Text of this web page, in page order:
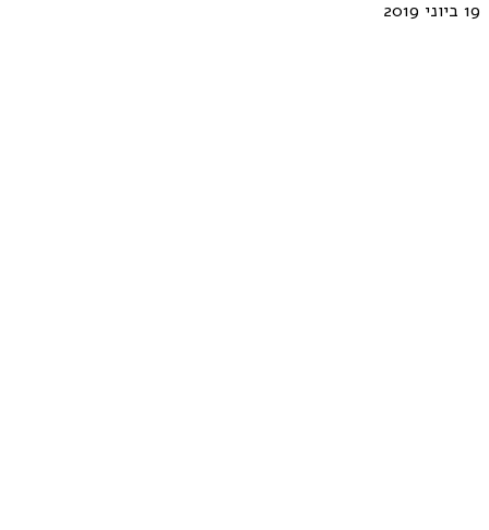
19 ביוני 2019